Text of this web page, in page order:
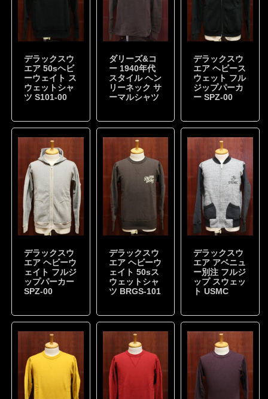
デラックスウ
エア 50sヘビ
ーウェイト ス
ウェットシャ
ツ S101-00
ダリーズ&コ
ー 1940年代
スタイル ヘン
リーネック サ
ーマルシャツ
デラックスウ
エア ヘビース
ウェット フル
ジップパーカ
ー SPZ-00
デラックスウ
エア ヘビーウ
ェイト フルジ
ップパーカー
SPZ-00
デラックスウ
エア ヘビーウ
ェイト 50sス
ウェットシャ
ツ BRGS-101
デラックスウ
エア アベニュ
ー別注 フルジ
ップ スウェッ
ト USMC